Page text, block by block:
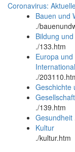
Coronavirus:
Bauen und
./
Bildung
./133.htm
Europa und
./
Geschichte
./139.htm
Gesundheit
Kultur
./kultur.htm